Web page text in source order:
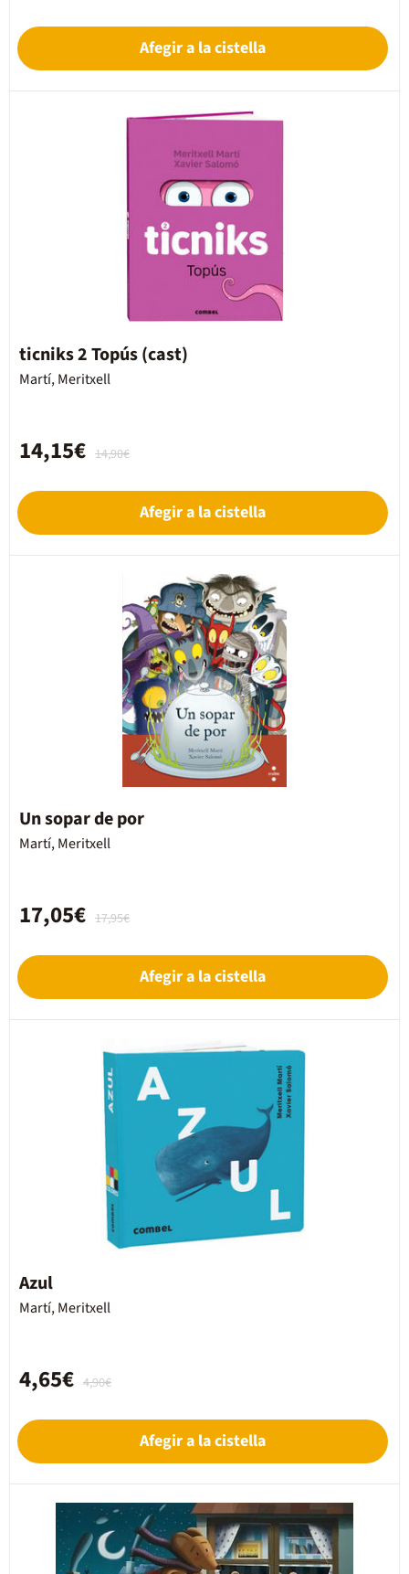
Afegir a la cistella
ticniks 2 Topús (cast)
Martí, Meritxell
14,90€
14,15€
Afegir a la cistella
Un sopar de por
Martí, Meritxell
17,95€
17,05€
Afegir a la cistella
Azul
Martí, Meritxell
4,90€
4,65€
Afegir a la cistella